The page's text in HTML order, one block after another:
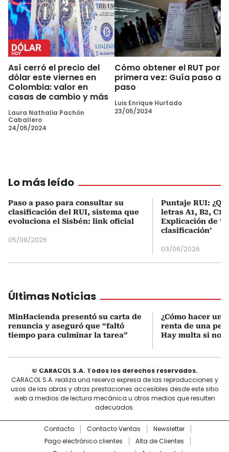
Así cerró el precio del
dólar este viernes en
Colombia: valor en
casas de cambio y más
Laura Nathalia Pachón
Caballero
24/05/2024
Cómo obtener el RUT por
primera vez: Guía paso a
paso
Luis Enrique Hurtado
23/05/2024
Lo más leído
Paso a paso para consultar su
clasificación del RUI, sistema que
evoluciona el Sisbén: link oficial
05/08/2026
Puntaje RUI:
letras A1, B2, C1
Explicación de
clasificación’
03/08/2026
Últimas Noticias
MinHacienda presentó su carta de
renuncia y aseguró que “faltó
tiempo para culminar la tarea”
¿Cómo hacer
renta de una
Hay multa si no
© CARACOL S.A. Todos los derechos reservados.
CARACOL S.A. realiza una reserva expresa de las reproducciones y
usos de las obras y otras prestaciones accesibles desde este sitio
web a medios de lectura mecánica u otros medios que resulten
adecuados.
Contacto Contacto Ventas
Newsletter
Pago electrónico clientes
Alta de Clientes